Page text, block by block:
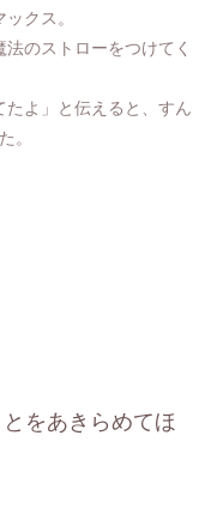
クス。
法のストローをつけてく
よ」と伝えると、すん
。
をあきらめてほ